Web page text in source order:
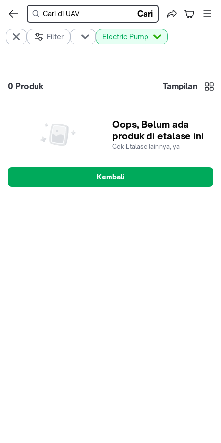
Cari
Filter Electric Pump
0 Produk Tampilan
Oops, Belum ada
produk di etalase ini
Cek Etalase lainnya, ya
Kembali